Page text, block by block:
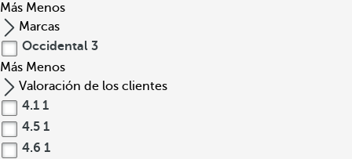
Más Menos
Marcas
Occidental 3
Más Menos
Valoración de los clientes
4.1 1
4.5 1
4.6 1